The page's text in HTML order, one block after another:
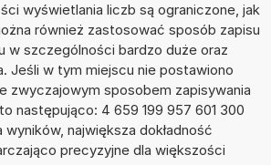
wyświetlania liczb są ograniczone, jak
również zastosować sposób zapisu
w szczególności bardzo duże oraz
Jeśli w tym miejscu nie postawiono
zwyczajowym sposobem zapisywania
następująco: 4 659 199 957 601 300
największa dokładność
precyzyjne dla większości